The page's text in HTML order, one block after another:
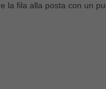
la fila alla posta con un